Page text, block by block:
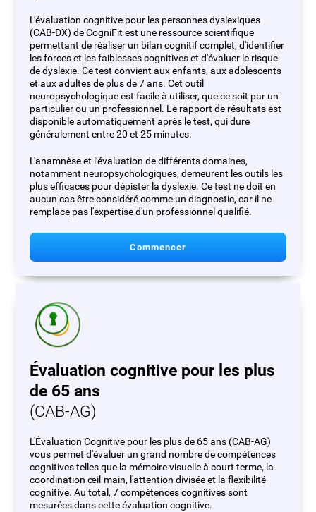
L'évaluation cognitive pour les personnes dyslexiques
(CAB-DX) de CogniFit est une ressource scientifique
permettant de réaliser un bilan cognitif complet, d'identifier
les forces et les faiblesses cognitives et d'évaluer le risque
de dyslexie. Ce test convient aux enfants, aux adolescents
et aux adultes de plus de 7 ans. Cet outil
neuropsychologique est facile à utiliser, que ce soit par un
particulier ou un professionnel. Le rapport de résultats est
disponible automatiquement après le test, qui dure
généralement entre 20 et 25 minutes.
L'anamnèse et l'évaluation de différents domaines,
notamment neuropsychologiques, demeurent les outils les
plus efficaces pour dépister la dyslexie. Ce test ne doit en
aucun cas être considéré comme un diagnostic, car il ne
remplace pas l'expertise d'un professionnel qualifié.
Commencer
Évaluation cognitive pour les plus
de 65 ans
(CAB-AG)
L'Évaluation Cognitive pour les plus de 65 ans (CAB-AG)
vous permet d'évaluer un grand nombre de compétences
cognitives telles que la mémoire visuelle à court terme, la
coordination œil-main, l'attention divisée et la flexibilité
cognitive. Au total, 7 compétences cognitives sont
mesurées dans cette évaluation cognitive.